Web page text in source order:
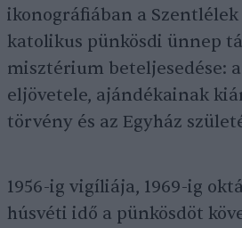
ikonográfiában a
katolikus pünkösdi ünnep
misztérium beteljesedése:
eljövetele, ajándékainak
törvény és az Egyház
1956-ig vigíliája, 1969-ig
húsvéti idő a pünkösdöt